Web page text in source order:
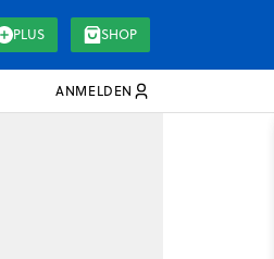
PLUS SHOP
ANMELDEN